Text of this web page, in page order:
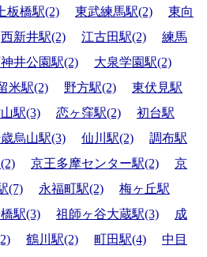
上板橋駅(2) 東武練馬駅(2)
東向
西新井駅(2) 江古田駅(2)
練馬
井公園駅(2)
大泉学園駅(2)
米駅(2) 野方駅(2)
東伏見駅
駅(3) 恋ヶ窪駅(2)
初台駅
烏山駅(3) 仙川駅(2)
調布駅
京王多摩センター駅(2)
京
(7) 永福町駅(2)
梅ヶ丘駅
駅(3) 祖師ヶ谷大蔵駅(3)
成
鶴川駅(2) 町田駅(4)
中目